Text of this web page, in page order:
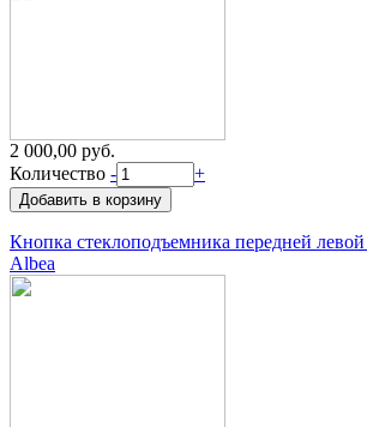
2 000,00 руб.
Количество - +
Кнопка стеклоподъемника передней
Albea